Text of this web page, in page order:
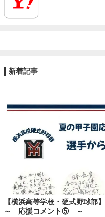
新着記事
【横浜高等学校・硬式野球
～ 応援コメント⑤ ～